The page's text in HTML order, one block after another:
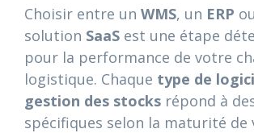
Choisir entre un WMS, un ERP
solution SaaS est une étape
pour la performance de votre
logistique. Chaque type de
gestion des stocks répond à
spécifiques selon la maturité de